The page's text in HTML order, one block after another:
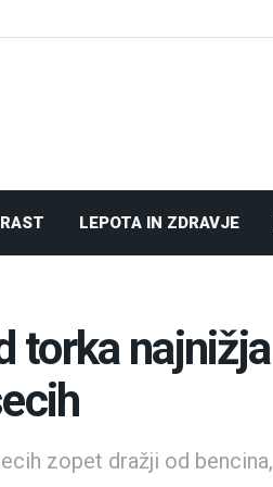
LEPOTA IN ZDRAVJE
torka najnižja
zopet dražji od bencina,